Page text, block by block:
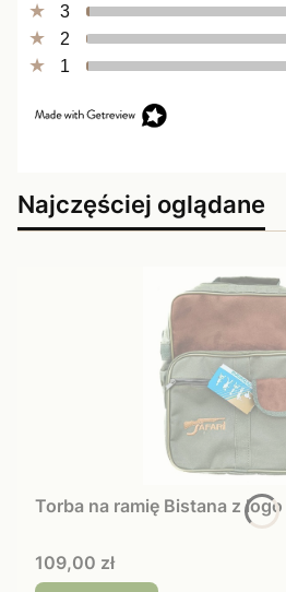
3
2
1
Najczęściej oglądane
Torba na ramię Bistana z
Cena
109,00 zł